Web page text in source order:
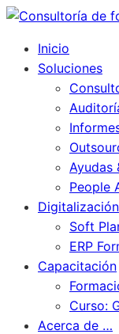
Inicio
Soluciones
Ayudas
People
Digitalización
Soft
ERP
Capacitación
Curso:
Acerca de …